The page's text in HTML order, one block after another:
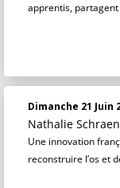
apprentis,
Dimanche 21 Juin
Nathalie
Une innovation
reconstruire l’os et